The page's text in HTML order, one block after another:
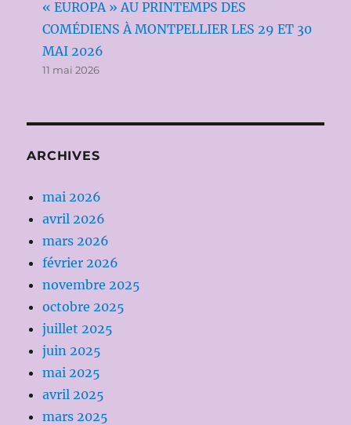
« EUROPA » AU PRINTEMPS DES
COMÉDIENS À MONTPELLIER LES 29 ET 30
MAI 2026
11 mai 2026
ARCHIVES
mai 2026
avril 2026
mars 2026
février 2026
novembre 2025
octobre 2025
juillet 2025
juin 2025
mai 2025
avril 2025
mars 2025